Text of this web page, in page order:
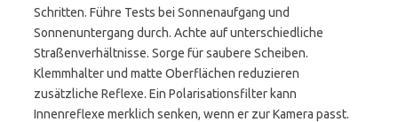
Schritten. Führe Tests bei Sonnenaufgang und
Sonnenuntergang durch. Achte auf unterschiedliche
Straßenverhältnisse. Sorge für saubere Scheiben.
Klemmhalter und matte Oberflächen reduzieren
zusätzliche Reflexe. Ein Polarisationsfilter kann
Innenreflexe merklich senken, wenn er zur Kamera passt.